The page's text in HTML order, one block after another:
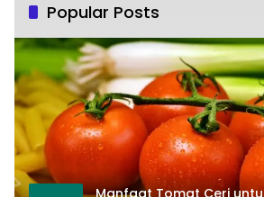
Popular Posts
Manfaat Tomat Ceri